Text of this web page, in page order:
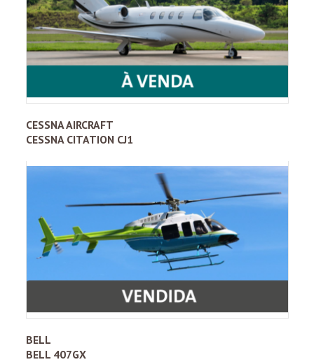
CESSNA AIRCRAFT
CESSNA CITATION CJ1
BELL
BELL 407GX